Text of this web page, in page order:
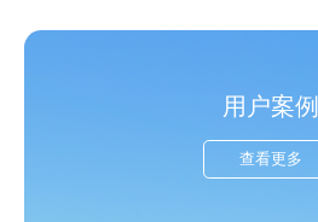
用户案例
查看更多